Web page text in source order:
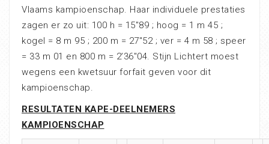
Vlaams kampioenschap. Haar individuele prestaties
zagen er zo uit: 100 h = 15″89 ; hoog = 1 m 45 ;
kogel = 8 m 95 ; 200 m = 27″52 ; ver = 4 m 58 ; speer
= 33 m 01 en 800 m = 2’36″04. Stijn Lichtert moest
wegens een kwetsuur forfait geven voor dit
kampioenschap.
RESULTATEN KAPE-DEELNEMERS
KAMPIOENSCHAP